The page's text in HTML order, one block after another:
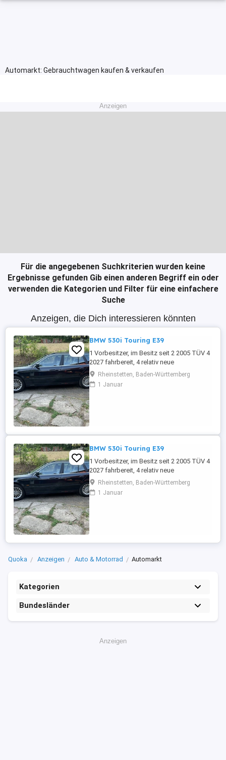
Automarkt: Gebrauchtwagen kaufen & verkaufen
Anzeigen
Für die angegebenen Suchkriterien wurden keine
Ergebnisse gefunden Gib einen anderen Begriff ein oder
verwenden die Kategorien und Filter für eine einfachere
Suche
Anzeigen, die Dich interessieren könnten
BMW 530i Touring E39
1 Vorbesitzer, im Besitz seit 2 2005 TÜV 4
2027 fahrbereit, 4 relativ neue
Sommerreifen, 4 relativ neue Winterreifen
mit Alufelgen, regelmäßige Inspektion,
Automatikgetriebe neu 2020 mit ca. 249
Rheinstetten, Baden-Württemberg
1 Januar
BMW 530i Touring E39
1 Vorbesitzer, im Besitz seit 2 2005 TÜV 4
2027 fahrbereit, 4 relativ neue
Sommerreifen, 4 relativ neue Winterreifen
mit Alufelgen, regelmäßige Inspektion,
Automatikgetriebe neu 2020 mit ca. 249
Rheinstetten, Baden-Württemberg
1 Januar
Quoka Anzeigen Auto & Motorrad Automarkt
Kategorien
Bundesländer
Anzeigen